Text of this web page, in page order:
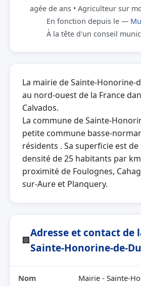
agée de ans • Agriculteur sur
En fonction depuis le —
À la tête d'un conseil
La mairie de Sainte-Honorine-
au nord-ouest de la France
Calvados.
La commune de Sainte-
petite commune basse-
résidents . Sa superficie est
densité de 25 habitants par
proximité de Foulognes,
sur-Aure et Planquery.
🏢
Adresse et contact de
Sainte-Honorine-de-
Nom Mairie - Sainte-